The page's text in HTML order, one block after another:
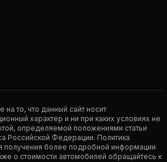
то, что данный сайт носит
характер и ни при каких условиях не
определяемой положениями статьи
Российской Федерации. Политика
получения более подробной информации
о стоимости автомобилей обращайтесь к